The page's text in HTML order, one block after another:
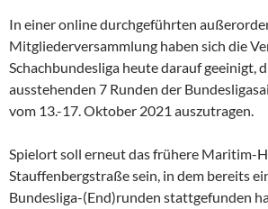
In einer online durchgeführten
Mitgliederversammlung haben sich die
Schachbundesliga heute darauf geeinigt,
ausstehenden 7 Runden der
vom 13.-17. Oktober 2021 auszutragen.
Spielort soll erneut das frühere Maritim-
Stauffenbergstraße sein, in dem bereits
Bundesliga-(End)runden stattgefunden